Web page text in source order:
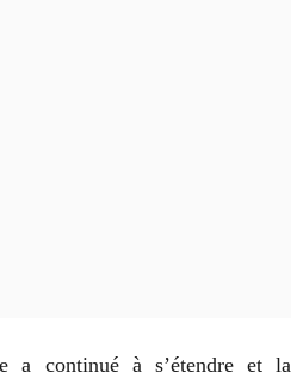
a continué à s’étendre et la